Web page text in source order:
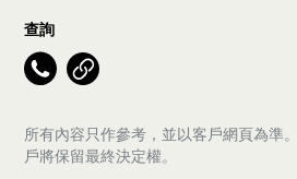
查詢
所有內容只作參考，並以客戶網頁為準
戶將保留最終決定權。